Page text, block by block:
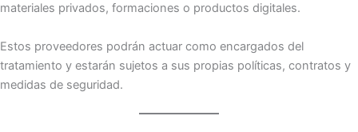
materiales privados, formaciones o productos digitales.
Estos proveedores podrán actuar como encargados del
tratamiento y estarán sujetos a sus propias políticas, contratos y
medidas de seguridad.